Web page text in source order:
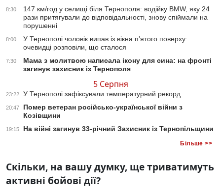
8:30
147 км/год у селищі біля Тернополя: водійку BMW, яку 24
рази притягували до відповідальності, знову спіймали на
порушенні
8:00
У Тернополі чоловік випав із вікна п’ятого поверху:
очевидці розповіли, що сталося
7:30
Мама з молитвою написала ікону для сина: на фронті
загинув захисник із Тернополя
5 Серпня
23:22 У Тернополі зафіксували температурний рекорд
20:47
Помер ветеран російсько-української війни з
Козівщини
19:15 На війні загинув 33-річний Захисник із Тернопільщини
Більше >>
Скільки, на вашу думку, ще триватимуть
активні бойові дії?